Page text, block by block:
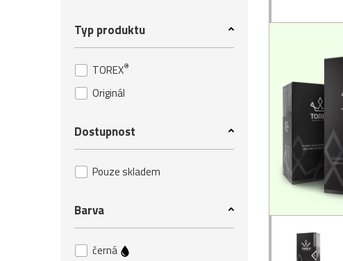
Typ produktu
TOREX®
Originál
Dostupnost
Pouze skladem
Barva
černá